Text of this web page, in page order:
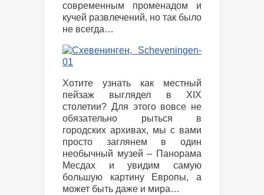
современным променадом и
кучей развлечений, но так было
не всегда…
Хотите узнать как местный
пейзаж выглядел в XIX
столетии? Для этого вовсе не
обязательно рыться в
городских архивах, мы с вами
просто заглянем в один
необычный музей – Панорама
Месдах и увидим самую
большую картину Европы, а
может быть даже и мира…